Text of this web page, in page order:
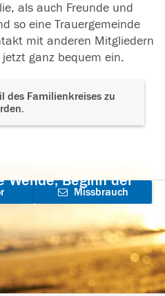
als auch Freunde und
so eine Trauergemeinde
mit anderen Mitgliedern
ganz bequem ein.
des Familienkreises zu
Wende, Beginn der
Missbrauch